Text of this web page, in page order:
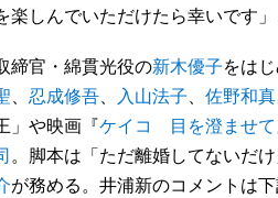
しんでいただけたら幸いです」
締官・綿貫光役の新木優子をはじ
、 忍成修吾、 入山法子、 佐野和真
」や映画『ケイコ 目を澄ませて
。脚本は「ただ離婚してないだ
が務める。井浦新のコメントは